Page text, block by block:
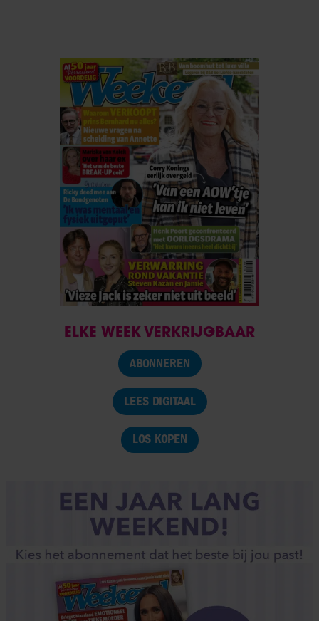
ELKE WEEK VERKRIJGBAAR
ABONNEREN
LEES DIGITAAL
LOS KOPEN